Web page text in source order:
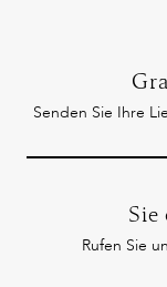
Senden Sie Ihre
Sie
Rufen Sie